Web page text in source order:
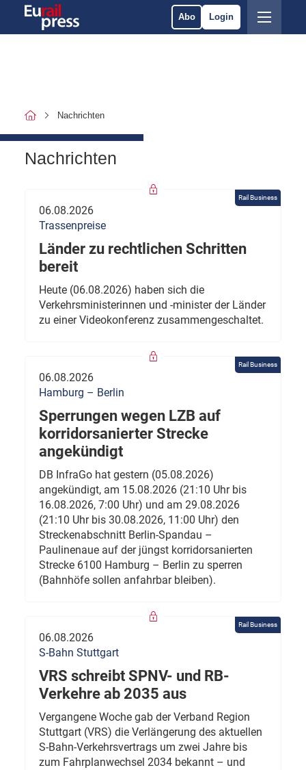
Abo Login
Nachrichten
Nachrichten
Rail Business
06.08.2026
Trassenpreise
Länder zu rechtlichen Schritten
bereit
Heute (06.08.2026) haben sich die
Verkehrsministerinnen und -minister der Länder
zu einer Videokonferenz zusammengeschaltet.
Rail Business
06.08.2026
Hamburg – Berlin
Sperrungen wegen LZB auf
korridorsanierter Strecke
angekündigt
DB InfraGo hat gestern (05.08.2026)
angekündigt, am 15.08.2026 (21:10 Uhr bis
16.08.2026, 7:00 Uhr) und am 29.08.2026
(21:10 Uhr bis 30.08.2026, 11:00 Uhr) den
Streckenabschnitt Berlin-Spandau –
Paulinenaue auf der jüngst korridorsanierten
Strecke 6100 Hamburg – Berlin zu sperren
(Bahnhöfe sollen anfahrbar bleiben).
Rail Business
06.08.2026
S-Bahn Stuttgart
VRS schreibt SPNV- und RB-
Verkehre ab 2035 aus
Vergangene Woche gab der Verband Region
Stuttgart (VRS) die Verlängerung des aktuellen
S-Bahn-Verkehrsvertrags um zwei Jahre bis
zum Fahrplanwechsel 2034 bekannt – und